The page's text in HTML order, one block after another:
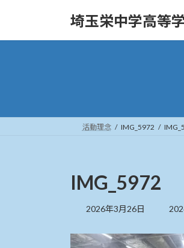
埼玉栄中学高等
活動理念 IMG_5972
IMG_5972
2026年3月26日
最
新